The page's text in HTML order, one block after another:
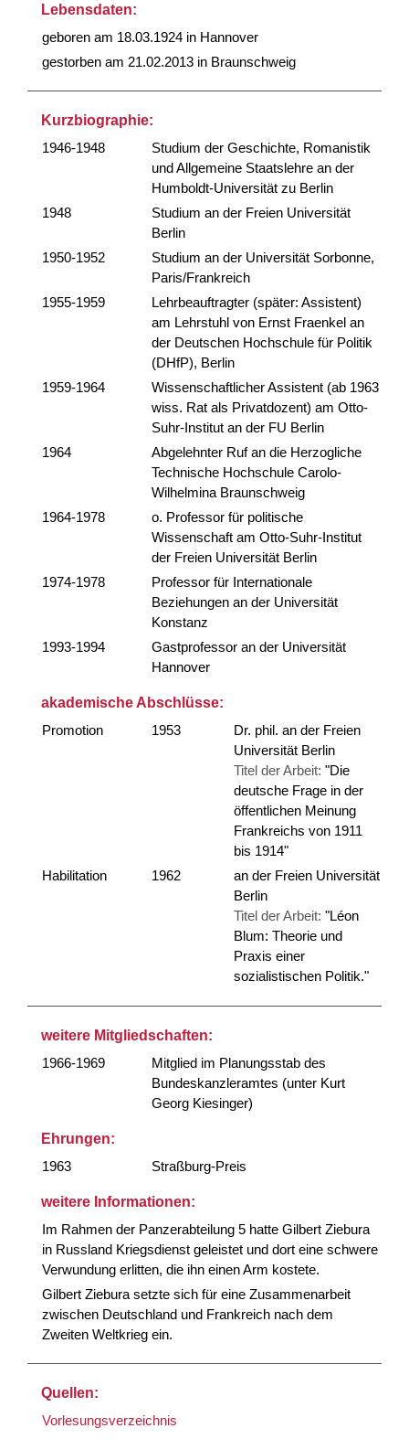
Lebensdaten:
geboren am 18.03.1924 in Hannover
gestorben am 21.02.2013 in Braunschweig
Kurzbiographie:
1946-1948
Studium der Geschichte, Romanistik
und Allgemeine Staatslehre an der
Humboldt-Universität zu Berlin
1948
Studium an der Freien Universität
Berlin
1950-1952
Studium an der Universität Sorbonne,
Paris/Frankreich
1955-1959
Lehrbeauftragter (später: Assistent)
am Lehrstuhl von Ernst Fraenkel an
der Deutschen Hochschule für Politik
(DHfP), Berlin
1959-1964
Wissenschaftlicher Assistent (ab 1963
wiss. Rat als Privatdozent) am Otto-
Suhr-Institut an der FU Berlin
1964
Abgelehnter Ruf an die Herzogliche
Technische Hochschule Carolo-
Wilhelmina Braunschweig
1964-1978
o. Professor für politische
Wissenschaft am Otto-Suhr-Institut
der Freien Universität Berlin
1974-1978
Professor für Internationale
Beziehungen an der Universität
Konstanz
1993-1994
Gastprofessor an der Universität
Hannover
akademische Abschlüsse:
Promotion
1953
Dr. phil. an der Freien
Universität Berlin
Titel der Arbeit: "Die
deutsche Frage in der
öffentlichen Meinung
Frankreichs von 1911
bis 1914"
Habilitation
1962
an der Freien Universität
Berlin
Titel der Arbeit: "Léon
Blum: Theorie und
Praxis einer
sozialistischen Politik."
weitere Mitgliedschaften:
1966-1969
Mitglied im Planungsstab des
Bundeskanzleramtes (unter Kurt
Georg Kiesinger)
Ehrungen:
1963
Straßburg-Preis
weitere Informationen:
Im Rahmen der Panzerabteilung 5 hatte Gilbert Ziebura
in Russland Kriegsdienst geleistet und dort eine schwere
Verwundung erlitten, die ihn einen Arm kostete.
Gilbert Ziebura setzte sich für eine Zusammenarbeit
zwischen Deutschland und Frankreich nach dem
Zweiten Weltkrieg ein.
Quellen:
Vorlesungsverzeichnis